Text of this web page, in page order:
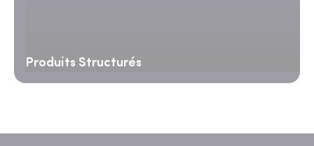
Produits Structurés